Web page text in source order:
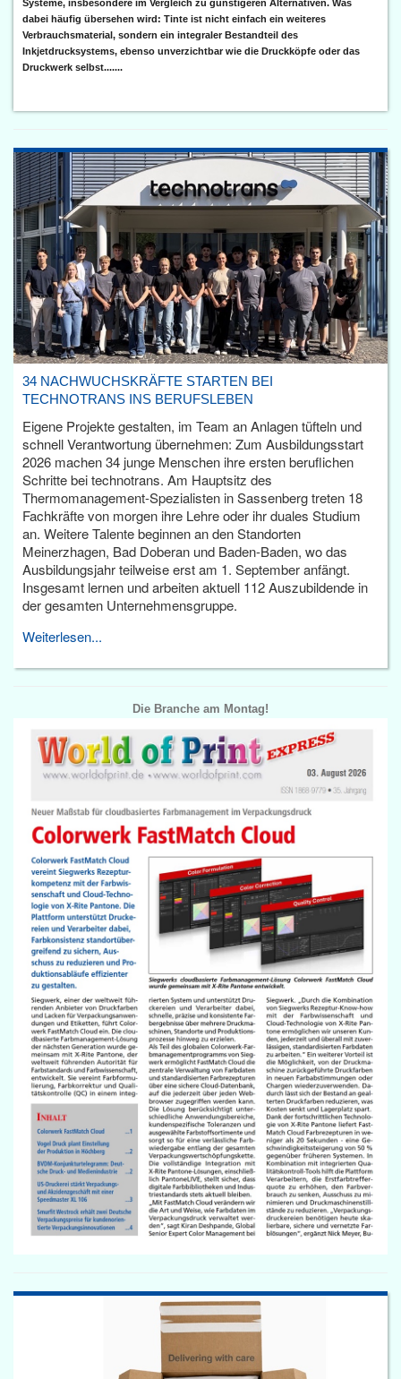
Systeme, insbesondere im Vergleich zu günstigeren Alternativen. Was
dabei häufig übersehen wird: Tinte ist nicht einfach ein weiteres
Verbrauchsmaterial, sondern ein integraler Bestandteil des
Inkjetdrucksystems, ebenso unverzichtbar wie die Druckköpfe oder das
Druckwerk selbst.......
34 NACHWUCHSKRÄFTE STARTEN BEI
TECHNOTRANS INS BERUFSLEBEN
Eigene Projekte gestalten, im Team an Anlagen tüfteln und
schnell Verantwortung übernehmen: Zum Ausbildungsstart
2026 machen 34 junge Menschen ihre ersten beruflichen
Schritte bei technotrans. Am Hauptsitz des
Thermomanagement-Spezialisten in Sassenberg treten 18
Fachkräfte von morgen ihre Lehre oder ihr duales Studium
an. Weitere Talente beginnen an den Standorten
Meinerzhagen, Bad Doberan und Baden-Baden, wo das
Ausbildungsjahr teilweise erst am 1. September anfängt.
Insgesamt lernen und arbeiten aktuell 112 Auszubildende in
der gesamten Unternehmensgruppe.
Weiterlesen...
Die Branche am Montag!